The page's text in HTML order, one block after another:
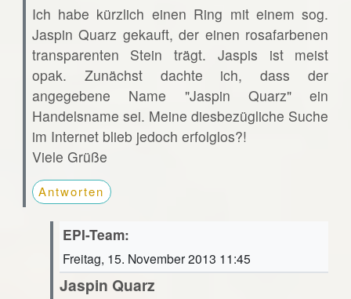
Ich habe kürzlich einen Ring mit einem sog.
Jaspin Quarz gekauft, der einen rosafarbenen
transparenten Stein trägt. Jaspis ist meist
opak. Zunächst dachte ich, dass der
angegebene Name "Jaspin Quarz" ein
Handelsname sei. Meine diesbezügliche Suche
im Internet blieb jedoch erfolglos?!
Viele Grüße
Antworten
EPI-Team:
Freitag, 15. November 2013 11:45
Jaspin Quarz